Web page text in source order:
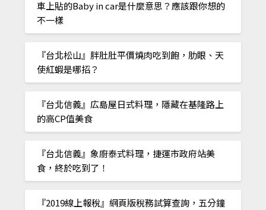
車上貼的Baby in car是什麼意思？應該跟你想的
不一樣
『台北松山』胖肚肚平價燒肉吃到飽，肋眼、天
使紅蝦是哪招？
『台北信義』広島屋日式料理，隱藏在基隆路上
的高CP值美食
『台北信義』象廚泰式料理，捷運市政府站美
食，終於吃到了！
『2019線上報稅』網頁版稅務試算查詢，五分鐘